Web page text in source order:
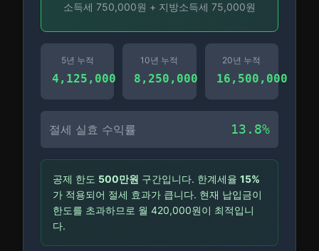
소득세 750,000원 + 지방소득세 75,000원
5년 누적
4,125,000
10년 누적
8,250,000
20년 누적
16,500,000
절세 실효 수익률 13.8%
공제 한도 500만원 구간입니다. 한계세율 15%
가 적용되어 절세 효과가 큽니다. 현재 납입금이
한도를 초과하므로 월 420,000원이 최적입니
다.